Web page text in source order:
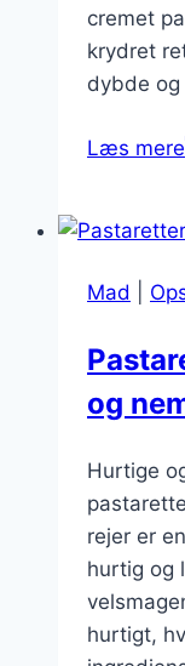
cremet
krydret
dybde
Læs mere
Mad
og
Hurtige
rejer er
hurtig og
hurtigt,